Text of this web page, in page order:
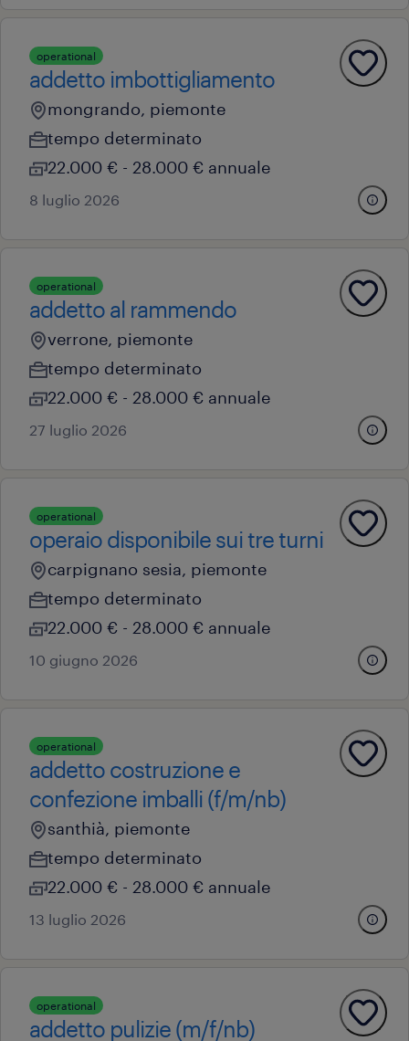
operational
addetto imbottigliamento
mongrando, piemonte
tempo determinato
22.000 € - 28.000 € annuale
8 luglio 2026
operational
addetto al rammendo
verrone, piemonte
tempo determinato
22.000 € - 28.000 € annuale
27 luglio 2026
operational
operaio disponibile sui tre turni
carpignano sesia, piemonte
tempo determinato
22.000 € - 28.000 € annuale
10 giugno 2026
operational
addetto costruzione e
confezione imballi (f/m/nb)
santhià, piemonte
tempo determinato
22.000 € - 28.000 € annuale
13 luglio 2026
operational
addetto pulizie (m/f/nb)